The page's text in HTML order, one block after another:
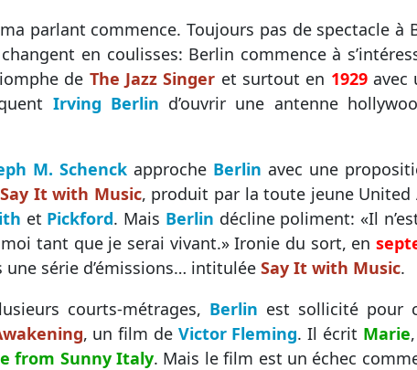
parlant commence. Toujours pas de spectacle à
en coulisses: Berlin commence à
de The Jazz Singer et surtout en 1929avec
Irving Berlin d’ouvrir une antenne
M. Schenck approche Berlin avec une
Say It with Music, produit par la toute jeune United
et Pickford. Mais Berlin décline poliment: «Il
tant que je serai vivant.» Ironie du sort, en
série d’émissions… intitulée Say It with Music.
courts-métrages, Berlin est sollicité pour
, un film de Victor Fleming. Il écrit Marie
from Sunny Italy. Mais le film est un échec